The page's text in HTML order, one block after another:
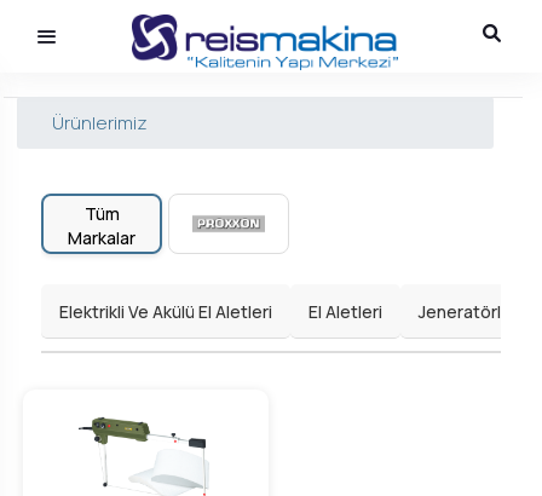
Ürünlerimiz
Tüm
Markalar
Elektrikli Ve Akülü El Aletleri El Aletleri Jeneratörler